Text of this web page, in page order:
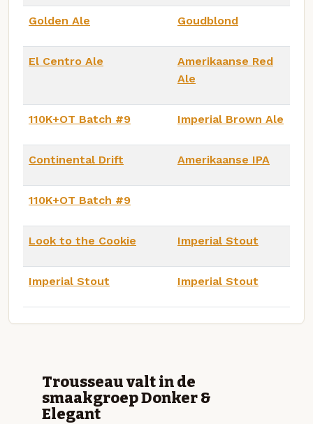
Golden Ale Goudblond
El Centro Ale
Amerikaanse Red
Ale
110K+OT Batch #9 Imperial Brown Ale
Continental Drift Amerikaanse IPA
110K+OT Batch #9
Look to the Cookie Imperial Stout
Imperial Stout Imperial Stout
Trousseau valt in de
smaakgroep Donker &
Elegant